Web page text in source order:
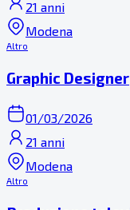
21 anni
Modena
Altro
Graphic Designer
01/03/2026
21 anni
Modena
Altro